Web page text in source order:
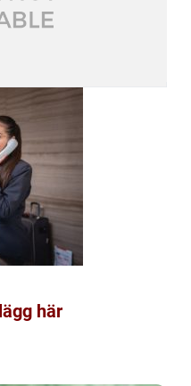
här